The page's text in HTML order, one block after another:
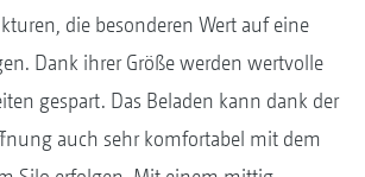
die besonderen Wert auf eine
Dank ihrer Größe werden wertvolle
gespart. Das Beladen kann dank der
auch sehr komfortabel mit dem